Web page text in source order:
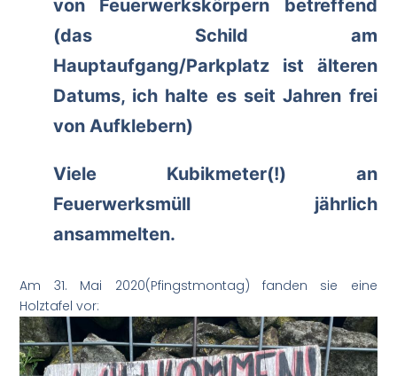
von Feuerwerkskörpern betreffend
(das Schild am
Hauptaufgang/Parkplatz ist älteren
Datums, ich halte es seit Jahren frei
von Aufklebern)
Viele Kubikmeter(!) an
Feuerwerksmüll jährlich
ansammelten.
Am 31. Mai 2020(Pfingstmontag) fanden sie eine
Holztafel vor: